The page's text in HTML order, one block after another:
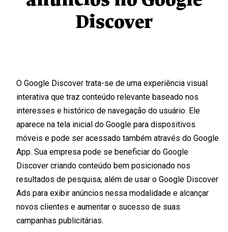
Discover
O Google Discover trata-se de uma experiência visual
interativa que traz conteúdo relevante baseado nos
interesses e histórico de navegação do usuário. Ele
aparece na tela inicial do Google para dispositivos
móveis e pode ser acessado também através do Google
App. Sua empresa pode se beneficiar do Google
Discover criando conteúdo bem posicionado nos
resultados de pesquisa; além de usar o Google Discover
Ads para exibir anúncios nessa modalidade e alcançar
novos clientes e aumentar o sucesso de suas
campanhas publicitárias.